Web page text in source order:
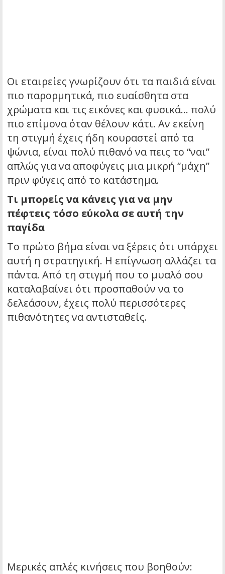
Οι εταιρείες γνωρίζουν ότι τα παιδιά είναι
πιο παρορμητικά, πιο ευαίσθητα στα
χρώματα και τις εικόνες και φυσικά… πολύ
πιο επίμονα όταν θέλουν κάτι. Αν εκείνη
τη στιγμή έχεις ήδη κουραστεί από τα
ψώνια, είναι πολύ πιθανό να πεις το “ναι”
απλώς για να αποφύγεις μια μικρή “μάχη”
πριν φύγεις από το κατάστημα.
Τι μπορείς να κάνεις για να μην
πέφτεις τόσο εύκολα σε αυτή την
παγίδα
Το πρώτο βήμα είναι να ξέρεις ότι υπάρχει
αυτή η στρατηγική. Η επίγνωση αλλάζει τα
πάντα. Από τη στιγμή που το μυαλό σου
καταλαβαίνει ότι προσπαθούν να το
δελεάσουν, έχεις πολύ περισσότερες
πιθανότητες να αντισταθείς.
Μερικές απλές κινήσεις που βοηθούν: